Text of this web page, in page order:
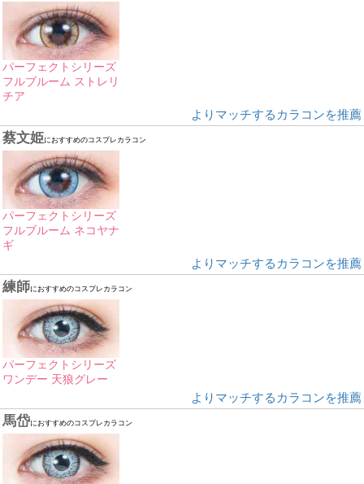
パーフェクトシリーズ
フルブルーム ストレリ
チア
よりマッチするカラコンを推薦
蔡文姫におすすめのコスプレカラコン
パーフェクトシリーズ
フルブルーム ネコヤナ
ギ
よりマッチするカラコンを推薦
練師におすすめのコスプレカラコン
パーフェクトシリーズ
ワンデー 天狼グレー
よりマッチするカラコンを推薦
馬岱におすすめのコスプレカラコン